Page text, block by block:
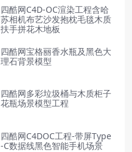
四酷网C4D-OC渲染工程含哈
苏相机布艺沙发抱枕毛毯木质
扶手拼花木地板
四酷网宝格丽香水瓶及黑色大
理石背景模型
四酷网多彩垃圾桶与木质柜子
花瓶场景模型工程
四酷网C4DOC工程-带屏Type
-C数据线黑色智能手机场景